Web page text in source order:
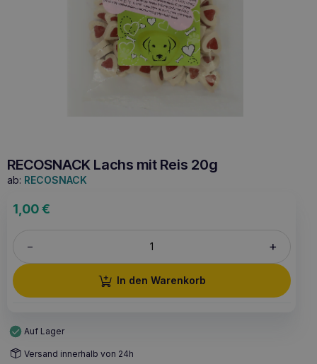
RECOSNACK Lachs mit Reis 20g
ab: RECOSNACK
1,00€
– +
In den Warenkorb
Auf Lager
Versand innerhalb von 24h